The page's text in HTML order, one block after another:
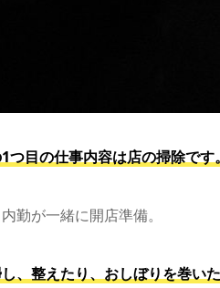
目の仕事内容は店の掃除です。
勤が一緒に開店準備。
、整えたり、おしぼりを巻い